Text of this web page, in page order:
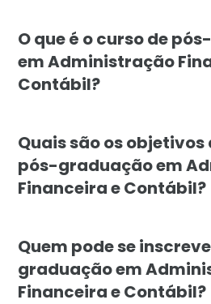
O que é o curso de
em Administração
Contábil?
Quais são os objetivos
pós-graduação em
Financeira e Contábil?
Quem pode se
graduação em
Financeira e Contábil?